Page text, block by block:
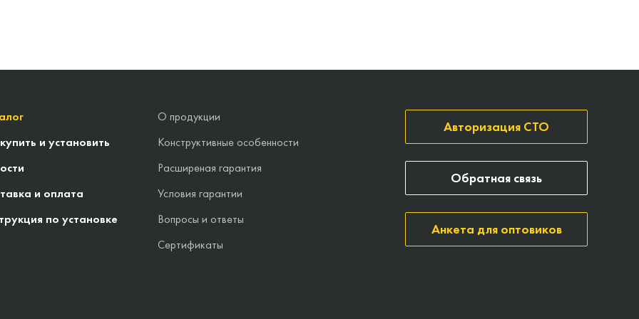
и установить
и оплата
по установке
О продукции
Конструктивные особенности
Расширеная гарантия
Условия гарантии
Вопросы и ответы
Сертификаты
Авторизация СТО
Анкета для оптовиков
Обратная связь